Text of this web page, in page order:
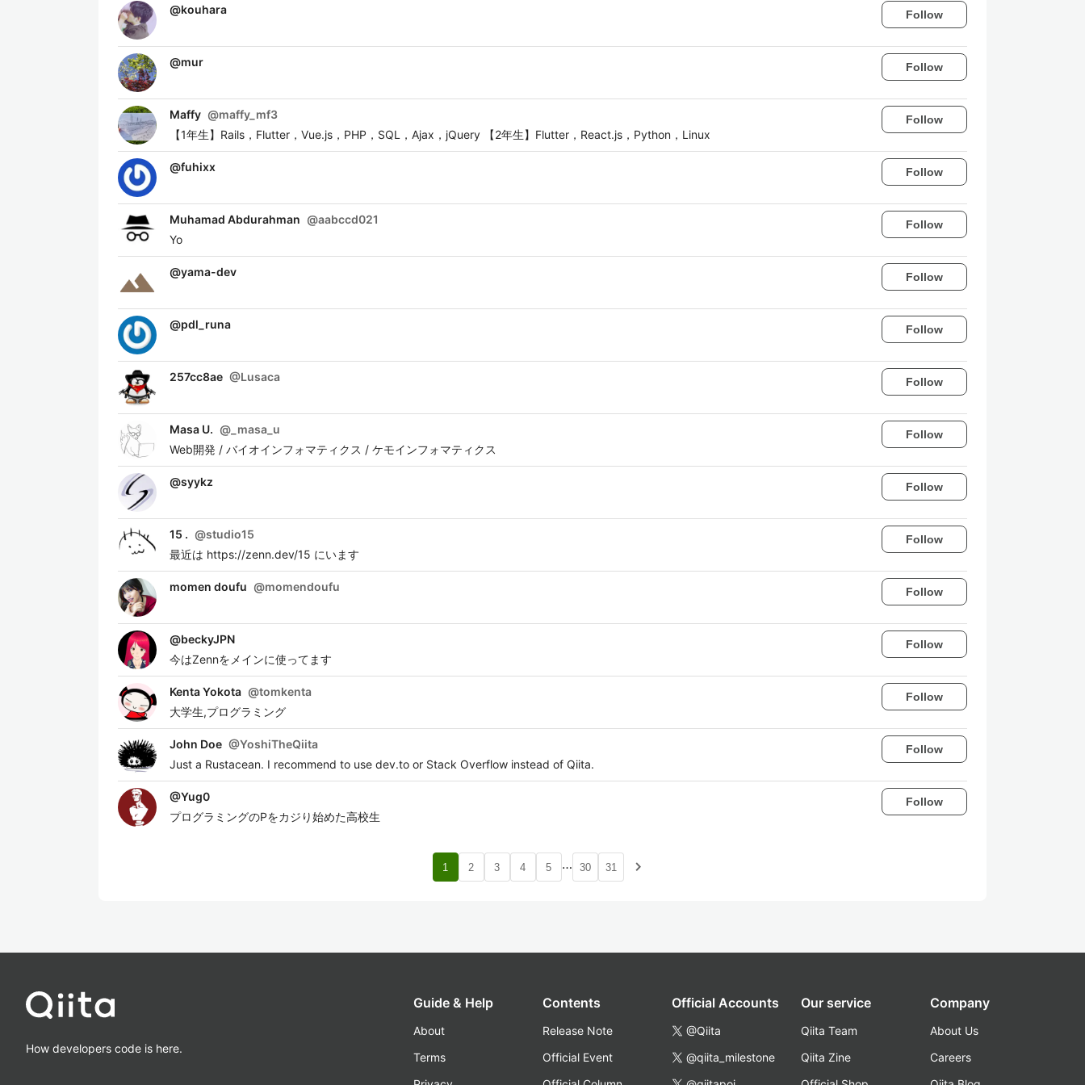
@kouhara Follow
@mur Follow
Maffy @maffy_mf3
【1年生】Rails，Flutter，Vue.js，PHP，SQL，Ajax，jQuery 【2年生】Flutter，React.js，Python，Linux
Follow
@fuhixx Follow
Muhamad Abdurahman @aabccd021
Yo
Follow
@yama-dev Follow
@pdl_runa Follow
257cc8ae @Lusaca Follow
Masa U. @ _masa_u
Web開発 / バイオインフォマティクス / ケモインフォマティクス
Follow
@syykz Follow
15 . @studio15
最近は https://zenn.dev/15 にいます
Follow
momen doufu @momendoufu Follow
@beckyJPN
今はZennをメインに使ってます
Follow
Kenta Yokota @tomkenta
大学生,プログラミング
Follow
John Doe @YoshiTheQiita
Just a Rustacean. I recommend to use dev.to or Stack Overflow instead of Qiita.
Follow
@Yug0
プログラミングのPをカジり始めた高校生
Follow
1 2 3 4 5 … 30 31 navigate_next
How developers code is here.
Guide & Help
About
Terms
Contents
Release Note
Official Event
Official Accounts
@Qiita
@qiita_milestone
Our service
Qiita Team
Qiita Zine
Company
About Us
Careers